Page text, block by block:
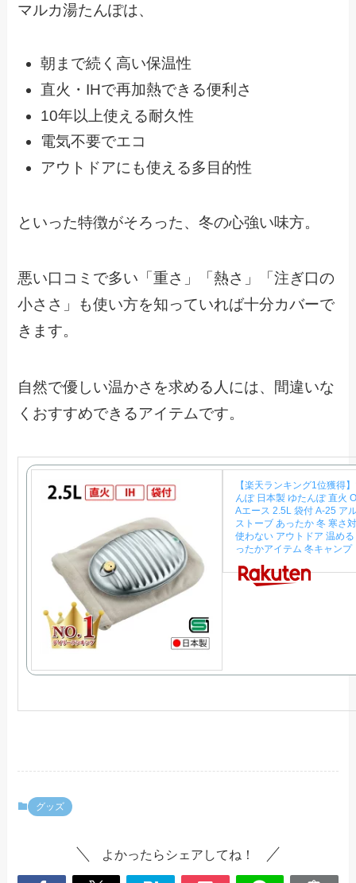
マルカ湯たんぽは、
朝まで続く高い保温性
直火・IHで再加熱できる便利さ
10年以上使える耐久性
電気不要でエコ
アウトドアにも使える多目的性
といった特徴がそろった、冬の心強い味方。
悪い口コミで多い「重さ」「熱さ」「注ぎ口の
小ささ」も使い方を知っていれば十分カバーで
きます。
自然で優しい温かさを求める人には、間違いな
くおすすめできるアイテムです。
【楽天ランキング1位獲得
んぽ 日本製 ゆたんぽ 直火
Aエース 2.5L 袋付 A-25 ア
ストーブ あったか 冬 寒さ
使わない アウトドア 温め
ったかアイテム 冬キャンプ
グッズ
よかったらシェアしてね！